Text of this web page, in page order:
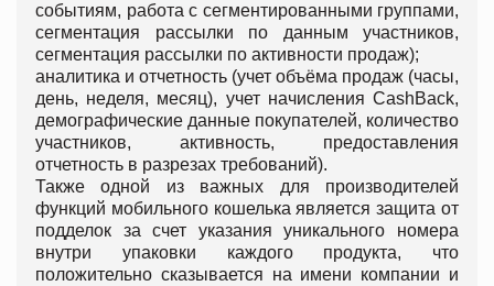
событиям, работа с сегментированными группами,
сегментация рассылки по данным участников,
сегментация рассылки по активности продаж);
аналитика и отчетность (учет объёма продаж (часы,
день, неделя, месяц), учет начисления CashBack,
демографические данные покупателей, количество
участников, активность, предоставления
отчетность в разрезах требований).
Также одной из важных для производителей
функций мобильного кошелька является защита от
подделок за счет указания уникального номера
внутри упаковки каждого продукта, что
положительно сказывается на имени компании и